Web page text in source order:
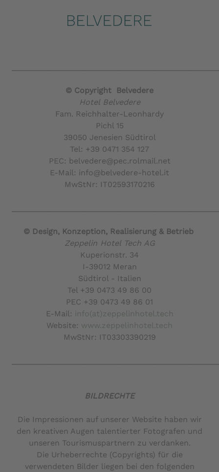
© Copyright Belvedere
Hotel Belvedere
Fam. Reichhalter-Leonhardy
Pichl 15
39050 Jenesien Südtirol
Tel: +39 0471 354 127
PEC: belvedere@pec.rolmail.net
E-Mail: info@belvedere-hotel.it
MwStNr: IT02593170216
© Design, Konzeption, Realisierung & Betrieb
Zeppelin Hotel Tech AG
Kuperionstr. 34
I-39012 Meran
Südtirol - Italien
Tel +39 0473 49 86 00
PEC +39 0473 49 86 01
E-Mail: info(at)zeppelinhotel.tech
Website: www.zeppelinhotel.tech
MwStNr: IT03303390219
BILDRECHTE
Die Impressionen auf unserer Website haben wir
den kreativen Augen talentierter Fotografen und
unseren Tourismuspartnern zu verdanken.
Die Urheberrechte (Copyrights) für die
verwendeten Bilder liegen bei den folgenden